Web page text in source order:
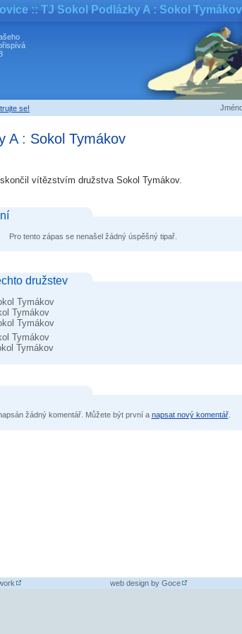
:: TJ Sokol Podlázky A : Sokol Tymákov
se!
A: Sokol Tymákov
vítězstvím družstva Sokol Tymákov.
Pro tento zápas se nenašel žádný úspěšný tipař.
družstev
Tymákov
Tymákov
Tymákov
Tymákov
Tymákov
žádný komentář. Můžete být první a napsat nový komentář.
web design by Goce